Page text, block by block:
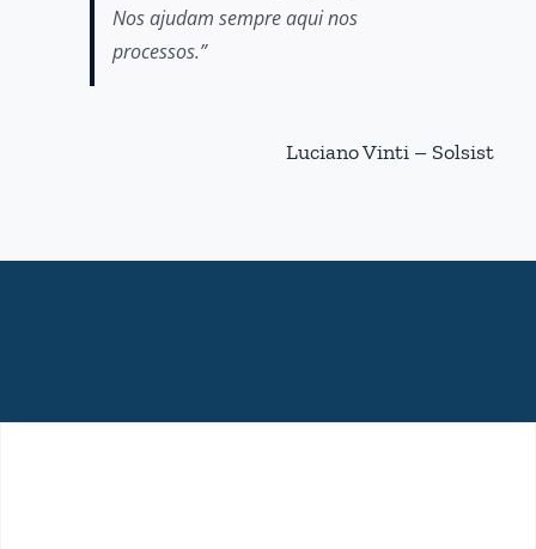
Nos ajudam sempre aqui nos
processos.”
Luciano Vinti – Solsist